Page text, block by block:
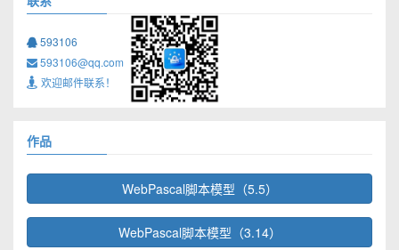
593106
593106@qq.com
欢迎邮件联系！
作品
WebPascal脚本模型（5.5）
WebPascal脚本模型（3.14）